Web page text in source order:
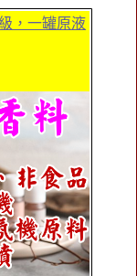
，一罐原液